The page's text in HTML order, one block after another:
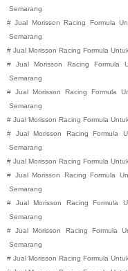
Semarang
# Jual Morisson Racing Formula
Semarang
# Jual Morisson Racing Formula
#
Jual Morisson Racing Formula
Semarang
# Jual Morisson Racing Formula
Semarang
# Jual Morisson Racing Formula
#
Jual Morisson Racing Formula
Semarang
# Jual Morisson Racing Formula
# Jual Morisson Racing Formula
Semarang
#
Jual Morisson Racing Formula
Semarang
# Jual Morisson Racing Formula
Semarang
# Jual Morisson Racing Formula